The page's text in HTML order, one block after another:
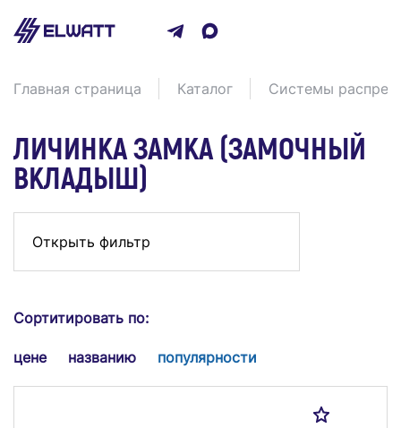
Главная страница Каталог Системы
ЛИЧИНКА ЗАМКА (ЗАМОЧНЫЙ
ВКЛАДЫШ)
Открыть фильтр
Сортитировать по:
цене названию популярности